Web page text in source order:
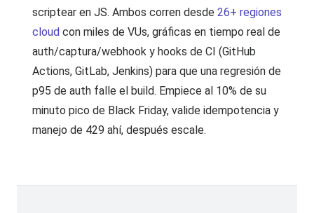
scriptear en JS. Ambos corren desde 26+ regiones
cloud con miles de VUs, gráficas en tiempo real de
auth/captura/webhook y hooks de CI (GitHub
Actions, GitLab, Jenkins) para que una regresión de
p95 de auth falle el build. Empiece al 10% de su
minuto pico de Black Friday, valide idempotencia y
manejo de 429 ahí, después escale.